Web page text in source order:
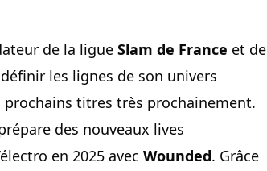
de la ligue Slam de France et de
les lignes de son univers
titres très prochainement.
des nouveaux lives
en 2025 avec Wounded. Grâce